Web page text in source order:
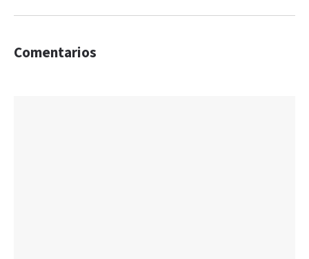
Comentarios